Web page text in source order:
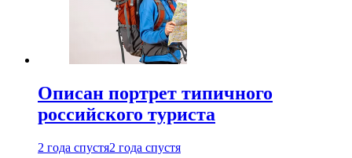
Описан портрет типичного
российского туриста
2 года спустя2 года спустя